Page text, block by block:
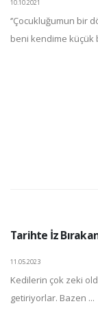
10.10.2021
‘’Çocukluğumun bir
beni kendime küçük
Tarihte İz
11.05.2023
Kedilerin çok zeki
getiriyorlar. Bazen ...